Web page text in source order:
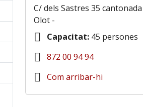
C/ dels Sastres 35
Olot -
Capacitat: 45 persones
872 00 94 94
Com arribar-hi